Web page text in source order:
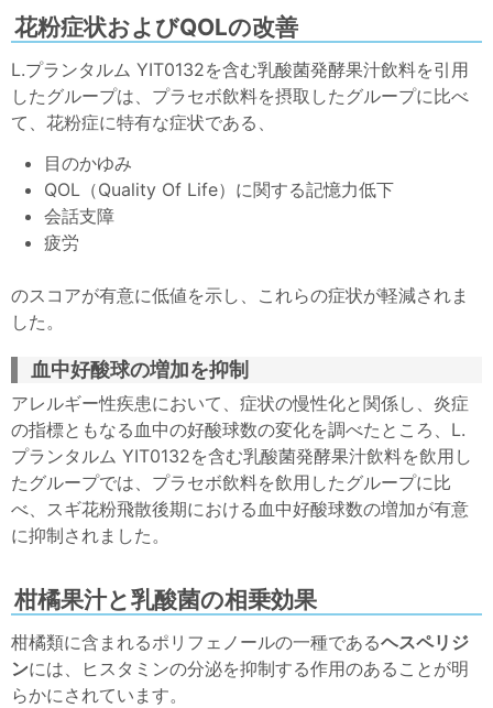
花粉症状およびQOLの改善
L.プランタルム YIT0132を含む乳酸菌発酵果汁飲料を引用
したグループは、プラセボ飲料を摂取したグループに比べ
て、花粉症に特有な症状である、
目のかゆみ
QOL（Quality Of Life）に関する記憶力低下
会話支障
疲労
のスコアが有意に低値を示し、これらの症状が軽減されま
した。
血中好酸球の増加を抑制
アレルギー性疾患において、症状の慢性化と関係し、炎症
の指標ともなる血中の好酸球数の変化を調べたところ、L.
プランタルム YIT0132を含む乳酸菌発酵果汁飲料を飲用し
たグループでは、プラセボ飲料を飲用したグループに比
べ、スギ花粉飛散後期における血中好酸球数の増加が有意
に抑制されました。
柑橘果汁と乳酸菌の相乗効果
柑橘類に含まれるポリフェノールの一種であるヘスペリジ
ンには、ヒスタミンの分泌を抑制する作用のあることが明
らかにされています。